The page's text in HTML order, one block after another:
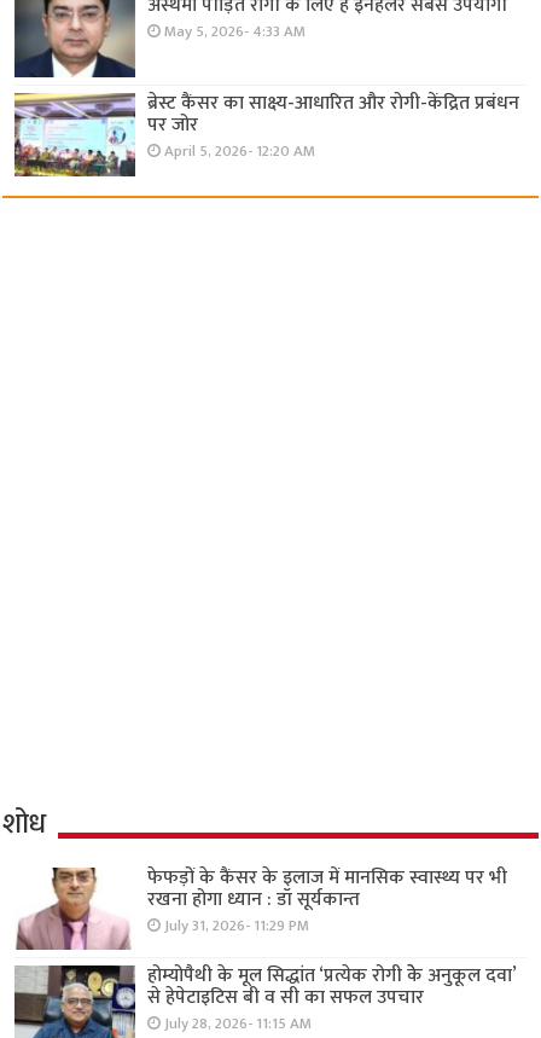
May 5, 2026- 4:33 AM
ब्रेस्ट कैंसर का साक्ष्य-आधारित और रोगी-केंद्रित प्रबंधन
पर जोर
April 5, 2026- 12:20 AM
शोध
फेफड़ों के कैंसर के इलाज में मानसिक स्वास्थ्य पर भी
रखना होगा ध्यान : डॉ सूर्यकान्त
July 31, 2026- 11:29 PM
होम्योपैथी के मूल सिद्धांत ‘प्रत्येक रोगी केे अनुकूल दवा’
से हेपेटाइटिस बी व सी का सफल उपचार
July 28, 2026- 11:15 AM